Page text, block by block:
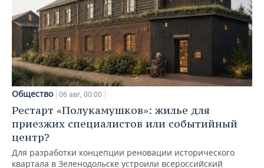
Общество 06 авг, 00:00
Рестарт «Полукамушков»: жилье для
приезжих специалистов или событийный
центр?
Для разработки концепции реновации исторического
квартала в Зеленодольске устроили всероссийский